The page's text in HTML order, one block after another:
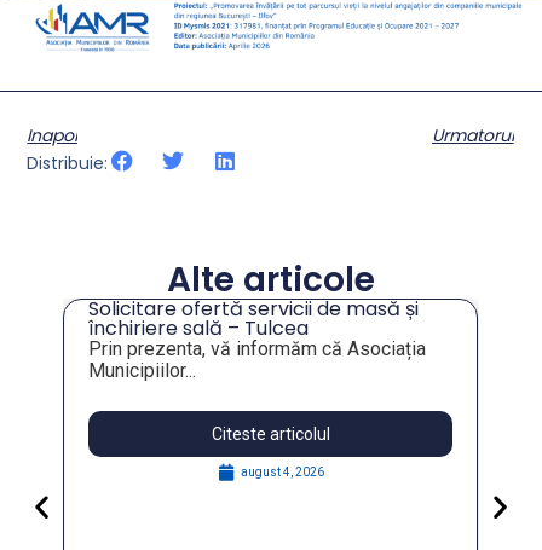
Inapoi
Urmatorul
Distribuie:
Alte articole
Solicitare ofertă servicii de masă și
închiriere sală – Tulcea
Prin prezenta, vă informăm că Asociația
Municipiilor...
Citeste articolul
august 4, 2026